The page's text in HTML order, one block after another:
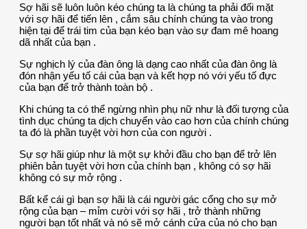
Sợ hãi sẽ luôn luôn kéo chúng ta là chúng ta phải đối mặt
với sợ hãi để tiến lên , cắm sâu chính chúng ta vào trong
hiện tại để trái tim của bạn kéo bạn vào sự đam mê hoang
dã nhất của bạn .
Sự nghịch lý của đàn ông là dạng cao nhất của đàn ông là
đón nhận yếu tố cái của bạn và kết hợp nó với yếu tố đực
của bạn để trở thành toàn bộ .
Khi chúng ta có thể ngừng nhìn phụ nữ như là đối tượng của
tình dục chúng ta dịch chuyển vào cao hơn của chính chúng
ta đó là phần tuyệt vời hơn của con người .
Sự sợ hãi giúp như là một sự khởi đầu cho bạn để trở lên
phiên bản tuyệt vời hơn của chính bạn , không có sợ hãi
không có sự mở rộng .
Bất kể cái gì bạn sợ hãi là cái người gác cổng cho sự mở
rộng của bạn – mỉm cười với sợ hãi , trở thành những
người bạn tốt nhất và nó sẽ mở cánh cửa của nó cho bạn